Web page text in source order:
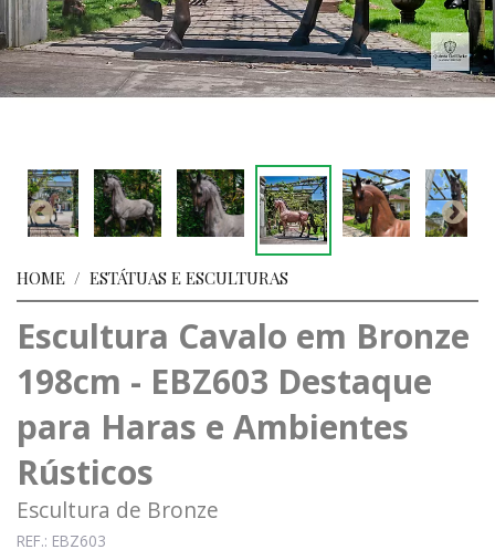
HOME / ESTÁTUAS E ESCULTURAS
Escultura Cavalo em Bronze
198cm - EBZ603 Destaque
para Haras e Ambientes
Rústicos
Escultura de Bronze
REF.: EBZ603